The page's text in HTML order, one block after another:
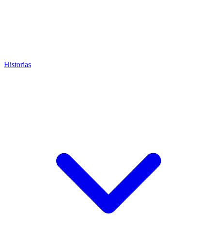
Historias